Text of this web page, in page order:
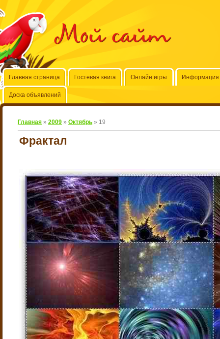
Мой сайт
Главная страница Гостевая книга Онлайн игры Информация
Доска объявлений
Главная » 2009 » Октябрь » 19
Фрактал